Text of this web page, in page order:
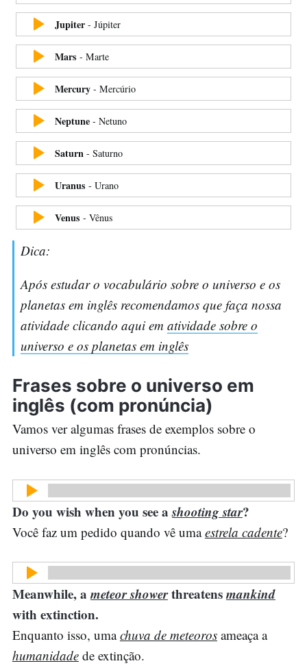
Jupiter- Júpiter
Mars - Marte
Mercury- Mercúrio
Neptune- Netuno
Saturn - Saturno
Uranus - Urano
Venus - Vênus
Dica:
Após estudar o vocabulário sobre o universo e os
planetas em inglês recomendamos que faça nossa
atividade clicando aqui ematividade sobre o
universo e os planetas em inglês
Frases sobre o universo em
inglês (com pronúncia)
Vamos ver algumas frases de exemplos sobre o
universo em inglês com pronúncias.
Do you wish when you see ashooting star?
Você faz um pedido quando vê umaestrela cadente?
Meanwhile, ameteor showerthreatensmankind
with extinction.
Enquanto isso, umachuva de meteorosameaça a
humanidadede extinção.